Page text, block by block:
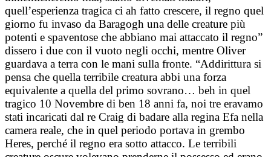
quell’esperienza tragica ci ah fatto crescere, il regno quel
giorno fu invaso da Baragogh una delle creature più
potenti e spaventose che abbiano mai attaccato il regno”
dissero i due con il vuoto negli occhi, mentre Oliver
guardava a terra con le mani sulla fronte. “Addirittura si
pensa che quella terribile creatura abbi una forza
equivalente a quella del primo sovrano… beh in quel
tragico 10 Novembre di ben 18 anni fa, noi tre eravamo
stati incaricati dal re Craig di badare alla regina Efa nella
camera reale, che in quel periodo portava in grembo
Heres, perché il regno era sotto attacco. Le terribili